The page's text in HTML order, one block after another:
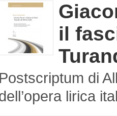
il
Postscriptum di
lirica